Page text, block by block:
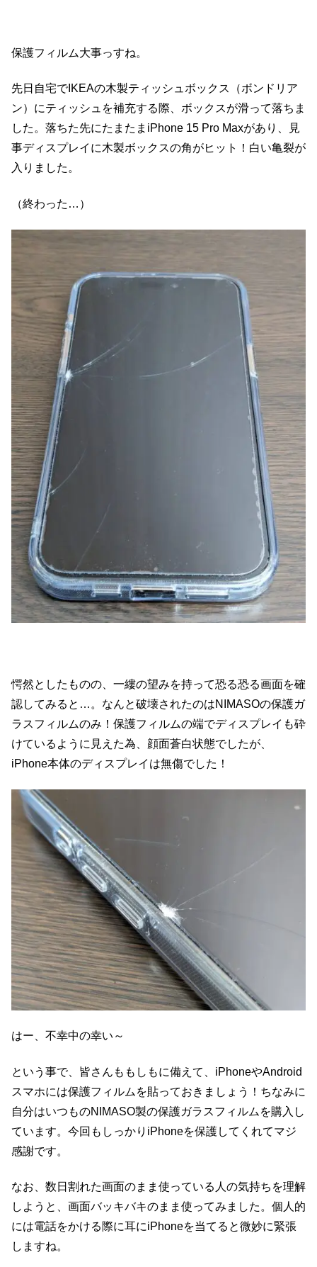
保護フィルム大事っすね。
先日自宅でIKEAの木製ティッシュボックス（ボンドリア
ン）にティッシュを補充する際、ボックスが滑って落ちま
した。落ちた先にたまたまiPhone 15 Pro Maxがあり、見
事ディスプレイに木製ボックスの角がヒット！白い亀裂が
入りました。
（終わった…）
愕然としたものの、一縷の望みを持って恐る恐る画面を確
認してみると…。なんと破壊されたのはNIMASOの保護ガ
ラスフィルムのみ！保護フィルムの端でディスプレイも砕
けているように見えた為、顔面蒼白状態でしたが、
iPhone本体のディスプレイは無傷でした！
はー、不幸中の幸い～
という事で、皆さんももしもに備えて、iPhoneやAndroid
スマホには保護フィルムを貼っておきましょう！ちなみに
自分はいつものNIMASO製の保護ガラスフィルムを購入し
ています。今回もしっかりiPhoneを保護してくれてマジ
感謝です。
なお、数日割れた画面のまま使っている人の気持ちを理解
しようと、画面バッキバキのまま使ってみました。個人的
には電話をかける際に耳にiPhoneを当てると微妙に緊張
しますね。